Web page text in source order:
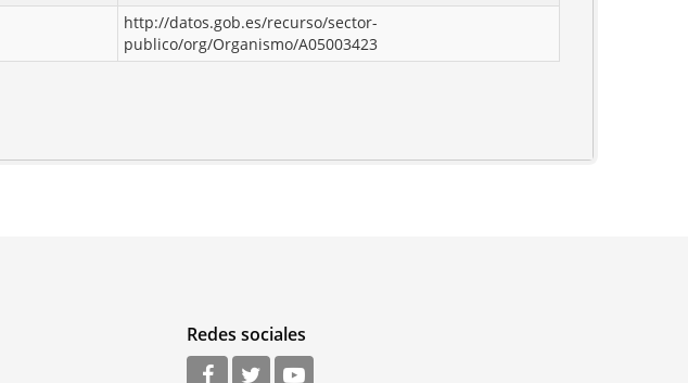
http://datos.gob.es/recurso/sector-
publico/org/Organismo/A05003423
Redes sociales